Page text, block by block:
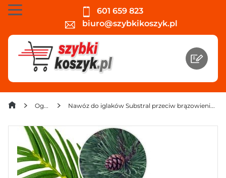
601 659 823
biuro@szybkikoszyk.pl
Ogród Nawóz do iglaków Substral przeciw brązowieniu igieł 5 kg